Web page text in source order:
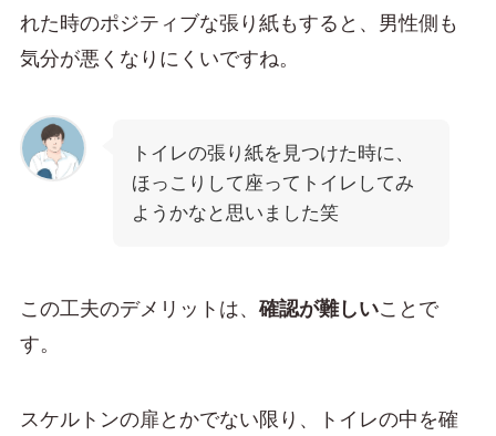
れた時のポジティブな張り紙もすると、男性側も
気分が悪くなりにくいですね。
トイレの張り紙を見つけた時に、
ほっこりして座ってトイレしてみ
ようかなと思いました笑
この工夫のデメリットは、 確認が難しいことで
す。
スケルトンの扉とかでない限り、トイレの中を確